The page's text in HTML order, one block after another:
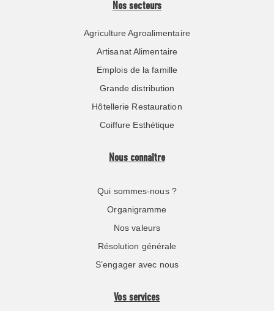
Nos secteurs
Agriculture Agroalimentaire
Artisanat Alimentaire
Emplois de la famille
Grande distribution
Hôtellerie Restauration
Coiffure Esthétique
Nous connaître
Qui sommes-nous ?
Organigramme
Nos valeurs
Résolution générale
S’engager avec nous
Vos services